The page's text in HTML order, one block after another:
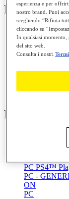
Manuale
Mappatura
PC PS4™
PC -
ON
PC
esperienza e per
nostro brand. Puoi
scegliendo “Rifiuta
cliccando su
In qualsiasi
del sito web.
Consulta i nostri